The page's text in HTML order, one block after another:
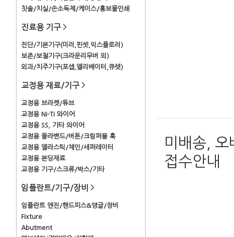
칫솔/치실/손소독제/케이스/홍보물인쇄
진료용 기구 >
진단/기본기구(미러,핀셋,익스플로러)
보존/보철기구(크라운리무버 외)
외과/치주기구(포셉,엘리베이터,큐렛)
교정용 재료/기구 >
교정용 브라켓/튜브
교정용 Ni-Ti 와이어
교정용 SS, 기타 와이어
교정용 몰라밴드/버튼/크림퍼블 훅
교정용 엘라스틱/체인/세퍼레이터
교정용 본딩재료
교정용 기구/스크류/박스/기타
임플란트/기구/장비 >
임플란트 엔진/핸드피스&앵글/장비
Fixture
Abutment
미배송, 오
접수안내